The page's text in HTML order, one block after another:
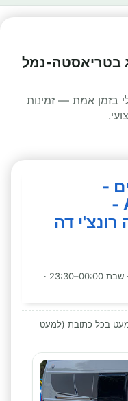
בטריאסטה-נמל
בזמן אמת — זמינות
-
Anywhere Campers -
דה
שעות איסוף: א׳–ה׳ 00:00–23:30 · שבת 00:00–23:30 ·
בכל כתובת (למעט